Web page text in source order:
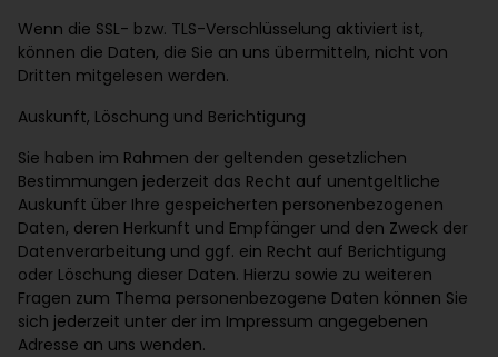
Wenn die SSL- bzw. TLS-Verschlüsselung aktiviert ist,
können die Daten, die Sie an uns übermitteln, nicht von
Dritten mitgelesen werden.
Auskunft, Löschung und Berichtigung
Sie haben im Rahmen der geltenden gesetzlichen
Bestimmungen jederzeit das Recht auf unentgeltliche
Auskunft über Ihre gespeicherten personenbezogenen
Daten, deren Herkunft und Empfänger und den Zweck der
Datenverarbeitung und ggf. ein Recht auf Berichtigung
oder Löschung dieser Daten. Hierzu sowie zu weiteren
Fragen zum Thema personenbezogene Daten können Sie
sich jederzeit unter der im Impressum angegebenen
Adresse an uns wenden.